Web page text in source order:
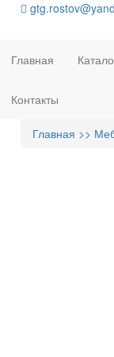
Главная
Контакты
Главная >>